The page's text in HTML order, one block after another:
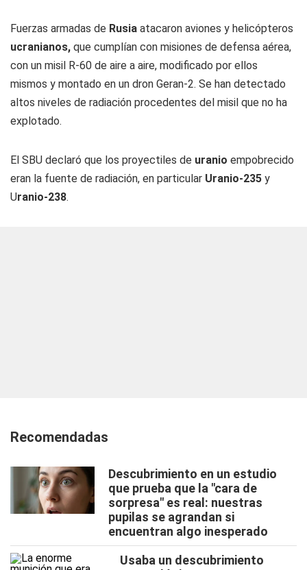
Fuerzas armadas de Rusia atacaron aviones y helicópteros
ucranianos, que cumplían con misiones de defensa aérea,
con un misil R-60 de aire a aire, modificado por ellos
mismos y montado en un dron Geran-2. Se han detectado
altos niveles de radiación procedentes del misil que no ha
explotado.
El SBU declaró que los proyectiles de uranio empobrecido
eran la fuente de radiación, en particular Uranio-235 y
Uranio-238.
Recomendadas
Descubrimiento en un estudio
que prueba que la "cara de
sorpresa" es real: nuestras
pupilas se agrandan si
encuentran algo inesperado
Usaba un descubrimiento